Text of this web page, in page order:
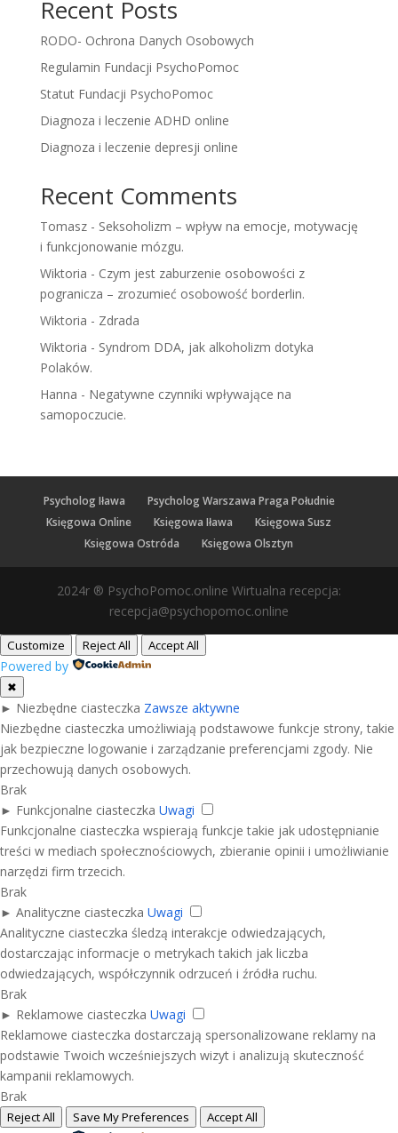
Recent Posts
RODO- Ochrona Danych Osobowych
Regulamin Fundacji PsychoPomoc
Statut Fundacji PsychoPomoc
Diagnoza i leczenie ADHD online
Diagnoza i leczenie depresji online
Recent Comments
Tomasz- Seksoholizm – wpływ na emocje, motywację
i funkcjonowanie mózgu.
Wiktoria - Czym jest zaburzenie osobowości z
pogranicza – zrozumieć osobowość borderlin.
Wiktoria - Zdrada
Wiktoria - Syndrom DDA, jak alkoholizm dotyka
Polaków.
Hanna - Negatywne czynniki wpływające na
samopoczucie.
Psycholog Iława
Psycholog Warszawa Praga Południe
Księgowa Online
Księgowa Iława
Księgowa Susz
Księgowa Ostróda
Księgowa Olsztyn
2024r ® PsychoPomoc.online Wirtualna recepcja:
recepcja@psychopomoc.online
Customize Reject All Accept All
Powered by
✖
► Niezbędne ciasteczka Zawsze aktywne
Niezbędne ciasteczka umożliwiają podstawowe funkcje strony, takie
jak bezpieczne logowanie i zarządzanie preferencjami zgody. Nie
przechowują danych osobowych.
Brak
► Funkcjonalne ciasteczka Uwagi
Funkcjonalne ciasteczka wspierają funkcje takie jak udostępnianie
treści w mediach społecznościowych, zbieranie opinii i umożliwianie
narzędzi firm trzecich.
Brak
► Analityczne ciasteczka Uwagi
Analityczne ciasteczka śledzą interakcje odwiedzających,
dostarczając informacje o metrykach takich jak liczba
odwiedzających, współczynnik odrzuceń i źródła ruchu.
Brak
► Reklamowe ciasteczka Uwagi
Reklamowe ciasteczka dostarczają spersonalizowane reklamy na
podstawie Twoich wcześniejszych wizyt i analizują skuteczność
kampanii reklamowych.
Brak
Reject All Save My Preferences Accept All